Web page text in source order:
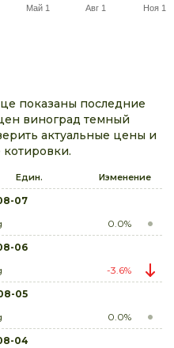
Май 1 Авг 1 Ноя 1
показаны последние
виноград темный
актуальные цены и
Един. Изменение
07
0.0%
06
-3.6%
05
0.0%
04